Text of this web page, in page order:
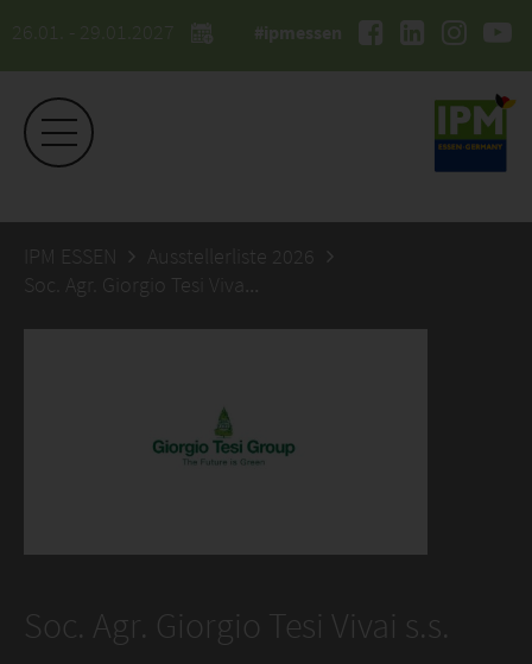
26.01. - 29.01.2027 #ipmessen
IPM ESSEN
Ausstellerliste 2026
Soc. Agr. Giorgio Tesi Vivai s.s.
Soc. Agr. Giorgio Tesi Vivai s.s.